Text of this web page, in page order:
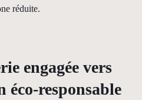
réduite.
engagée vers
éco-responsable